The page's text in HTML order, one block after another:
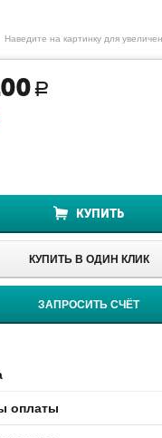
Наведите на картинку для
Р
КУПИТЬ
КУПИТЬ В ОДИН КЛИК
ЗАПРОСИТЬ СЧЁТ
оплаты